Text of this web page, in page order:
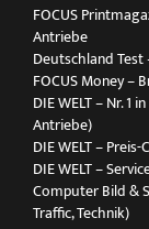
FOCUS
Antriebe
Deutschland
FOCUS Money –
DIE WELT – Nr.
Antriebe)
DIE WELT –
DIE WELT –
Computer Bild &
Traffic, Technik)